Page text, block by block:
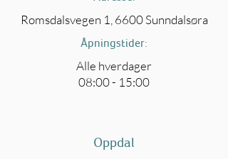
Romsdalsvegen 1, 6600 Sunndalsøra
Åpningstider:
Alle hverdager
08:00 - 15:00
Oppdal